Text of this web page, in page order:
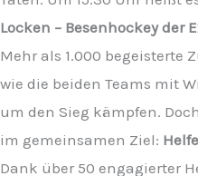
Locken – Besenhockey der
Mehr als 1.000 begeisterte
wie die beiden Teams mit
um den Sieg kämpfen.
im gemeinsamen Ziel:
Dank über 50 engagierter